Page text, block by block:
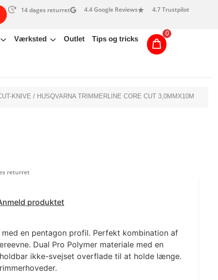
14 dages returret 4.4 Google Reviews 4.7 Trustpilot
Værksted Outlet Tips og tricks
0
KNIVE / HUSQVARNA TRIMMERLINE CORE CUT 3,0MMX10M
returret
produktet
en pentagon profil. Perfekt kombination af
Dual Pro Polymer materiale med en
ikke-svejset overflade til at holde længe.